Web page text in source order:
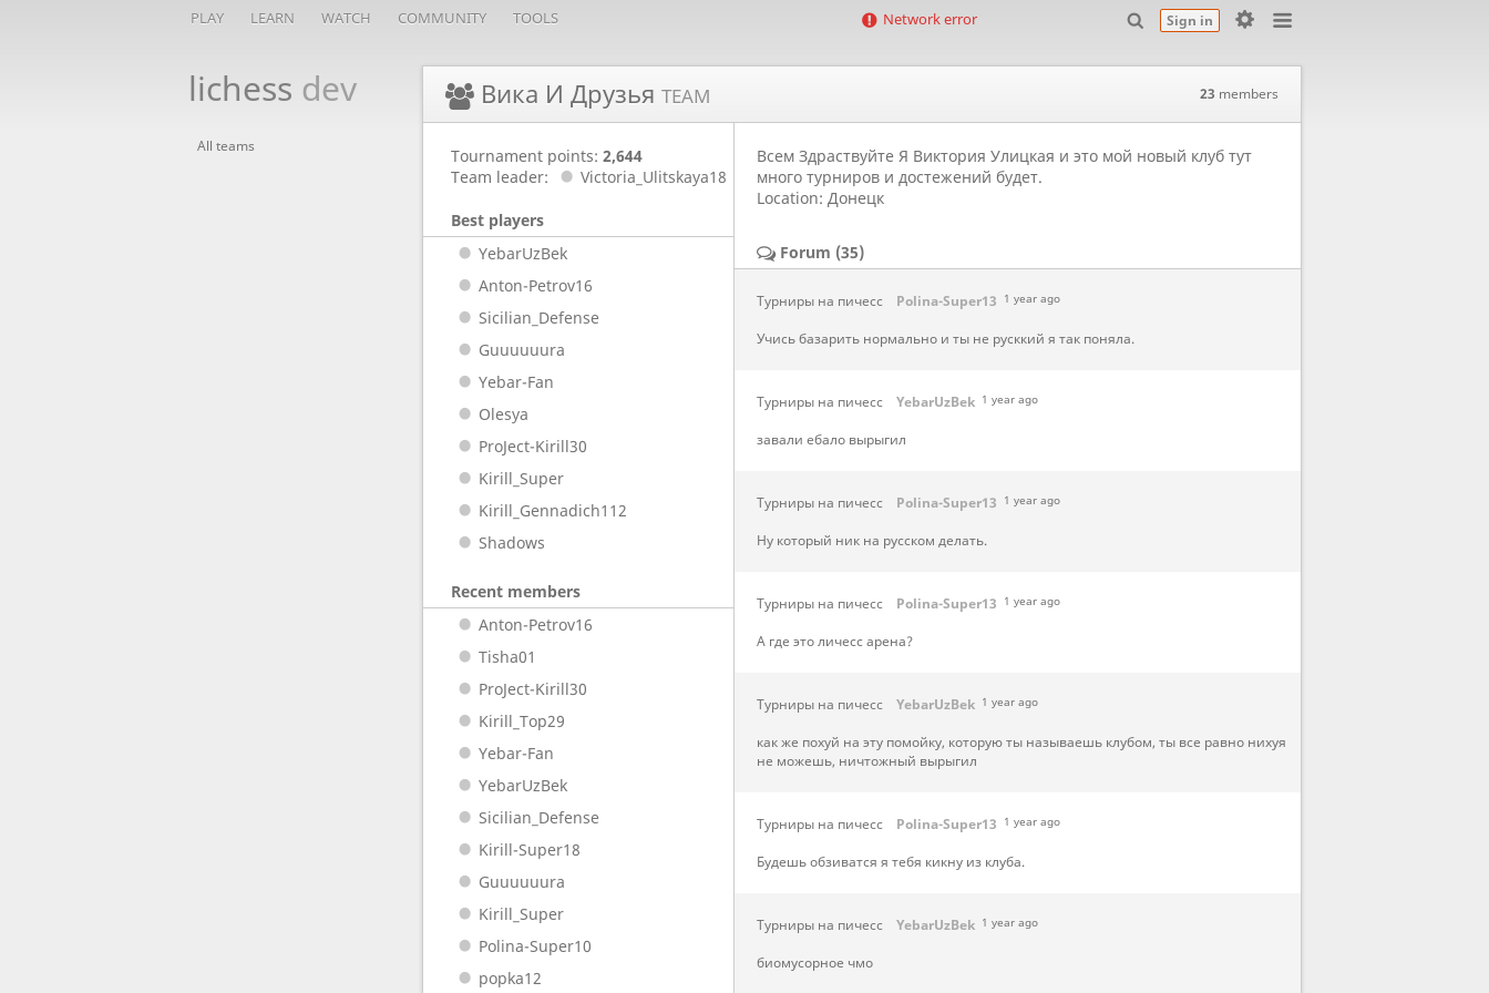
PLAY LEARN WATCH COMMUNITY TOOLS Sign in
Network error
lichess dev
All teams
23 members
Вика И Друзья TEAM
Tournament points: 2,644
Team leader:
Victoria_Ulitskaya18
Best players
YebarUzBek
Anton-Petrov16
Sicilian_Defense
Guuuuuura
Yebar-Fan
Olesya
ProJect-Kirill30
Kirill_Super
Kirill_Gennadich112
Shadows
Recent members
Anton-Petrov16
Tisha01
ProJect-Kirill30
Kirill_Top29
Yebar-Fan
YebarUzBek
Sicilian_Defense
Kirill-Super18
Guuuuuura
Kirill_Super
Polina-Super10
popka12
Всем Здраствуйте Я Виктория Улицкая и это мой новый клуб тут
много турниров и достежений будет.
Location: Донецк
Forum (35)
Турниры на пичесс Polina-Super13 1 year ago
Учись базарить нормально и ты не русккий я так поняла.
Турниры на пичесс YebarUzBek 1 year ago
завали ебало вырыгил
Турниры на пичесс Polina-Super13 1 year ago
Ну который ник на русском делать.
Турниры на пичесс Polina-Super13 1 year ago
А где это личесс арена?
Турниры на пичесс YebarUzBek 1 year ago
как же похуй на эту помойку, которую ты называешь клубом, ты все равно нихуя
не можешь, ничтожный вырыгил
Турниры на пичесс Polina-Super13 1 year ago
Будешь обзиватся я тебя кикну из клуба.
Турниры на пичесс YebarUzBek 1 year ago
биомусорное чмо